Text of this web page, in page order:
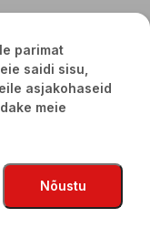
parimat
saidi sisu,
asjakohaseid
meie
Nõustu